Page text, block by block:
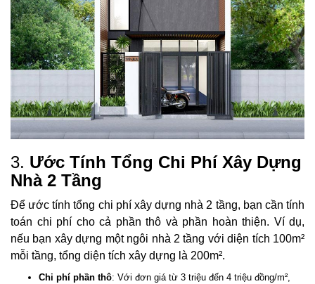
3. Ước Tính Tổng Chi Phí Xây Dựng
Nhà 2 Tầng
Để ước tính tổng chi phí xây dựng nhà 2 tầng, bạn cần tính
toán chi phí cho cả phần thô và phần hoàn thiện. Ví dụ,
nếu bạn xây dựng một ngôi nhà 2 tầng với diện tích 100m²
mỗi tầng, tổng diện tích xây dựng là 200m².
Chi phí phần thô: Với đơn giá từ 3 triệu đến 4 triệu đồng/m²,